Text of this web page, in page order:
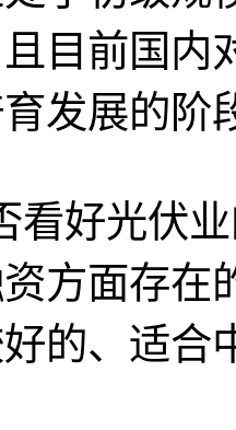
目前国内
发展的阶
好光伏业
方面存在
的、适合